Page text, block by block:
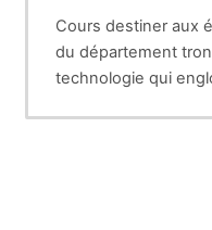
Cours destiner aux
du département
technologie qui